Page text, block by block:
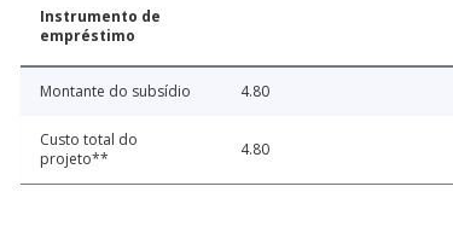
Instrumento de
empréstimo
Montante do subsídio 4.80
Custo total do
projeto**
4.80